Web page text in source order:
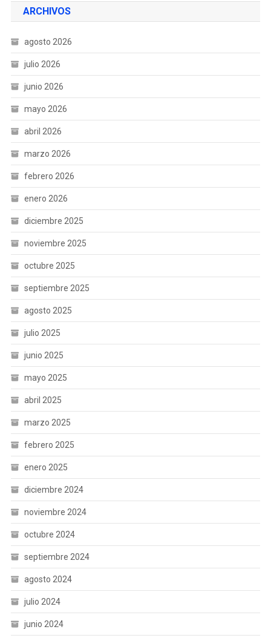
ARCHIVOS
agosto 2026
julio 2026
junio 2026
mayo 2026
abril 2026
marzo 2026
febrero 2026
enero 2026
diciembre 2025
noviembre 2025
octubre 2025
septiembre 2025
agosto 2025
julio 2025
junio 2025
mayo 2025
abril 2025
marzo 2025
febrero 2025
enero 2025
diciembre 2024
noviembre 2024
octubre 2024
septiembre 2024
agosto 2024
julio 2024
junio 2024